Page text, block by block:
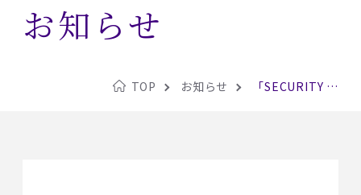
TOP お知らせ 「SECURITY …
お知らせ